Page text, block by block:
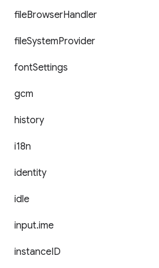
fileBrowserHandler
fileSystemProvider
fontSettings
gcm
history
i18n
identity
idle
input.ime
instanceID